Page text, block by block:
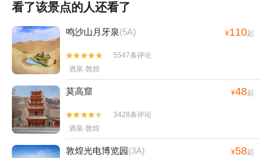
看了该景点的人还看了
鸣沙山月牙泉(5A) ¥110起


5547条评论
酒泉·敦煌
莫高窟 ¥48起


3428条评论
酒泉·敦煌
敦煌光电博览园(3A) ¥58起